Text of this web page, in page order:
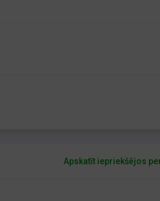
Apskatīt iepriekšējos